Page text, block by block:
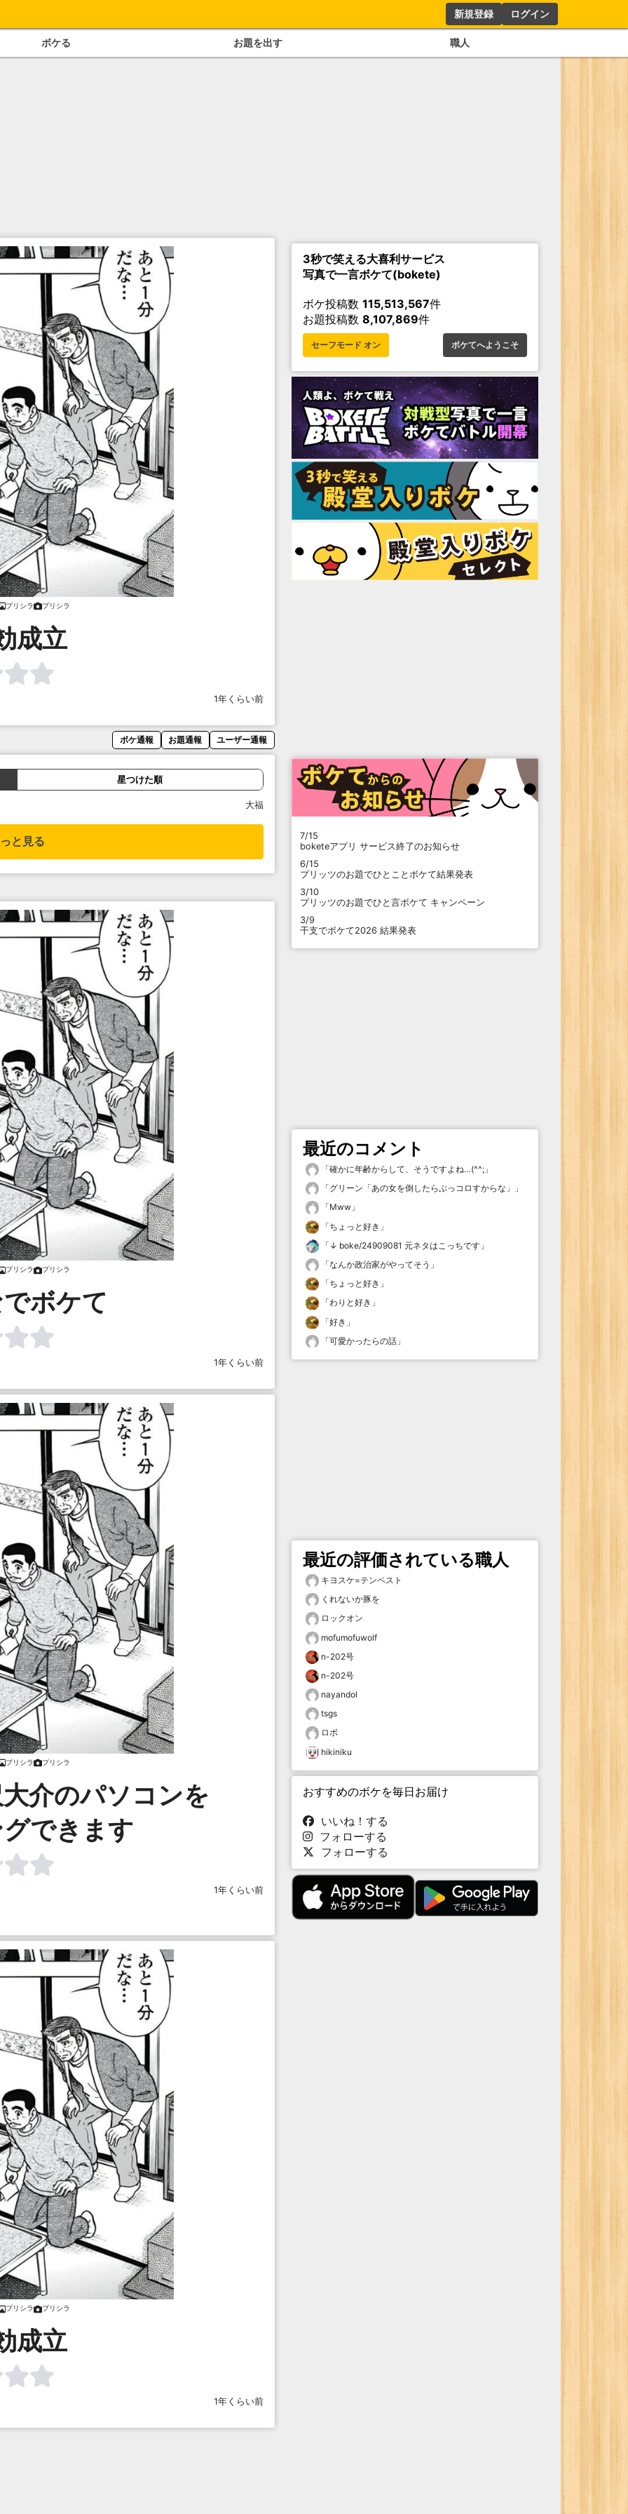
新規登録 ログイン
ボケる お題を出す 職人
プリシラ プリシラ
成立
1年くらい前
ボケ通報 お題通報 ユーザー通報
星つけた順
大福
と見る
プリシラ プリシラ
ボケて
1年くらい前
プリシラ プリシラ
介のパソコンを
できます
1年くらい前
プリシラ プリシラ
成立
1年くらい前
3秒で笑える大喜利サービス
写真で一言ボケて(bokete)
ボケ投稿数 115,513,567件
お題投稿数 8,107,869件
セーフモード オン ボケてへようこそ
7/15
boketeアプリ サービス終了のお知らせ
6/15
プリッツのお題でひとことボケて結果発表
3/10
プリッツのお題でひと言ボケて キャンペーン
3/9
干支でボケて2026 結果発表
最近のコメント
「確かに年齢からして、そうですよね…(^^; 」
「グリーン「あの女を倒したらぶっコロすからな」
」
「Mww 」
「ちょっと好き 」
「 ↓ boke/24909081 元ネタはこっちです 」
「なんか政治家がやってそう 」
「ちょっと好き 」
「わりと好き 」
「好き 」
「可愛かったらの話 」
最近の評価されている職人
キヨスケ=テンペスト
くれないか豚を
ロックオン
mofumofuwolf
n-202号
n-202号
nayandol
tsgs
ロボ
hikiniku
おすすめのボケを毎日お届け
いいね！する
フォローする
フォローする